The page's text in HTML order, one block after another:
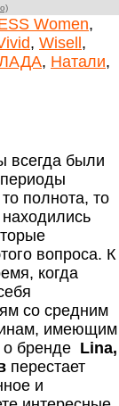
Women,
, Wisell ,
, Натали,
всегда были
полнота, то
вопроса. К
когда
со средним
имеющим
бренде Lina,
перестает
и